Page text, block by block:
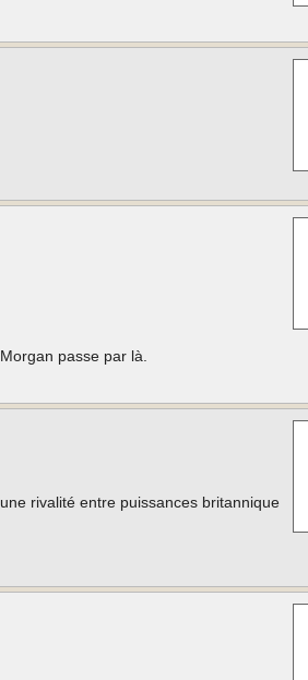
passe par là.
rivalité entre puissances britannique